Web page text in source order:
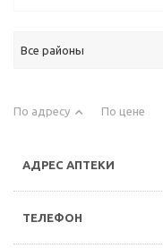
Все районы
По адресу По цене